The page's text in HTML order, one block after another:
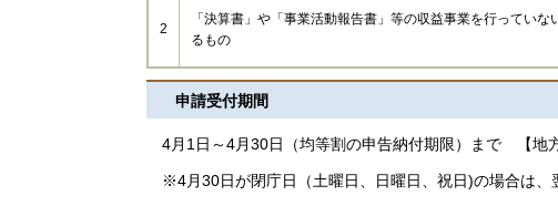
2
「決算書」や「事業活動報告書」等の収益事業を行っていな
るもの
申請受付期間
4月1日～4月30日（均等割の申告納付期限）まで 【地
※4月30日が閉庁日（土曜日、日曜日、祝日)の場合は、